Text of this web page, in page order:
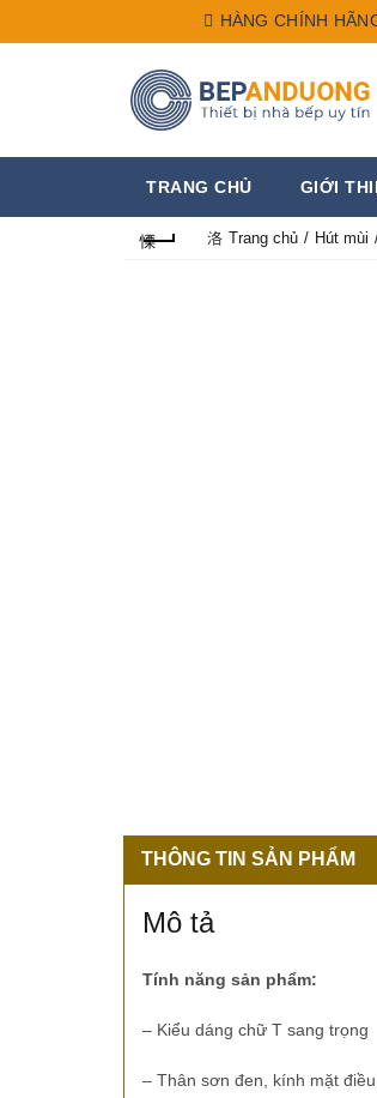
HÀNG CHÍNH
TRANG CHỦ GIỚI
Trang chủ Hút mùi
THÔNG TIN SẢN PHẨM
Mô tả
Tính năng sản phẩm:
– Kiểu dáng chữ T sang trọng
– Thân sơn đen, kính mặt